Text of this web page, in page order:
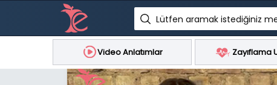
Lütfen aramak istediğiniz
Video Anlatımlar Zayıflama